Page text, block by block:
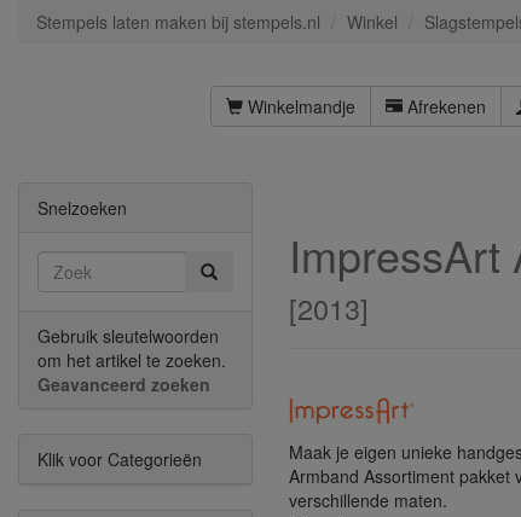
Stempels laten maken bij stempels.nl Winkel
Winkelmandje Afrekenen
ImpressArt
[2013]
Maak je eigen unieke
Armband Assortiment pakket
verschillende maten.
Snelzoeken
Gebruik sleutelwoorden
om het artikel te zoeken.
Geavanceerd zoeken
Klik voor Categorieën